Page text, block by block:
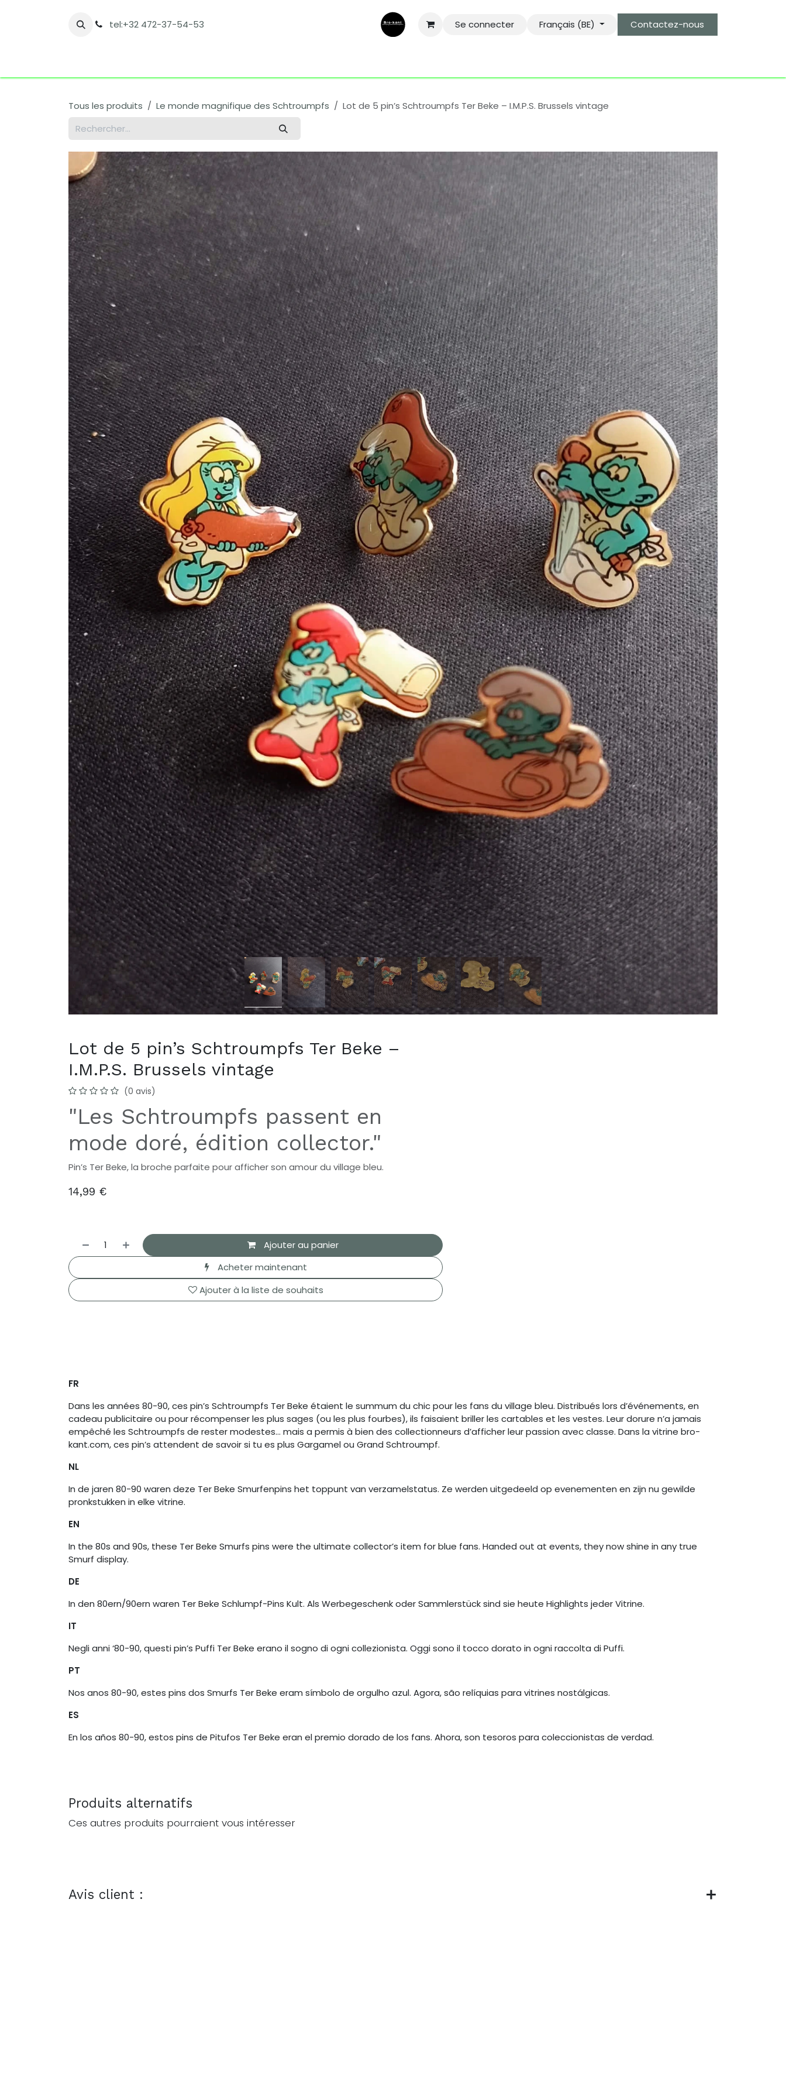
tel:+32 472-37-54-53
Se connecter Français (BE) Contactez-nous
Tous les produits Le monde magnifique des Schtroumpfs Lot de 5 pin’s Schtroumpfs Ter Beke – I.M.P.S. Brussels vintage
Lot de 5 pin’s Schtroumpfs Ter Beke –
I.M.P.S. Brussels vintage
(0 avis)
"Les Schtroumpfs passent en
mode doré, édition collector."
Pin’s Ter Beke, la broche parfaite pour afficher son amour du village bleu.
14,99 €
Ajouter au panier
Acheter maintenant
Ajouter à la liste de souhaits
FR
Dans les années 80-90, ces pin’s Schtroumpfs Ter Beke étaient le summum du chic pour les fans du village bleu. Distribués lors d’événements, en
cadeau publicitaire ou pour récompenser les plus sages (ou les plus fourbes), ils faisaient briller les cartables et les vestes. Leur dorure n’a jamais
empêché les Schtroumpfs de rester modestes… mais a permis à bien des collectionneurs d’afficher leur passion avec classe. Dans la vitrine bro-
kant.com, ces pin’s attendent de savoir si tu es plus Gargamel ou Grand Schtroumpf.
NL
In de jaren 80-90 waren deze Ter Beke Smurfenpins het toppunt van verzamelstatus. Ze werden uitgedeeld op evenementen en zijn nu gewilde
pronkstukken in elke vitrine.
EN
In the 80s and 90s, these Ter Beke Smurfs pins were the ultimate collector’s item for blue fans. Handed out at events, they now shine in any true
Smurf display.
DE
In den 80ern/90ern waren Ter Beke Schlumpf-Pins Kult. Als Werbegeschenk oder Sammlerstück sind sie heute Highlights jeder Vitrine.
IT
Negli anni ‘80-90, questi pin’s Puffi Ter Beke erano il sogno di ogni collezionista. Oggi sono il tocco dorato in ogni raccolta di Puffi.
PT
Nos anos 80-90, estes pins dos Smurfs Ter Beke eram símbolo de orgulho azul. Agora, são relíquias para vitrines nostálgicas.
ES
En los años 80-90, estos pins de Pitufos Ter Beke eran el premio dorado de los fans. Ahora, son tesoros para coleccionistas de verdad.
Produits alternatifs
Ces autres produits pourraient vous intéresser
Avis client :